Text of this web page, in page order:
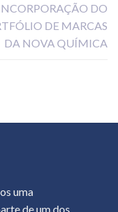
DO
DE MARCAS
DA NOVA QUÍMICA
uma
de um dos